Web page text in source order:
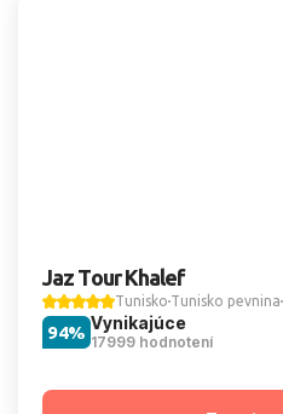
Jaz Tour Khalef
Tunisko Tunisko pevnina
Vynikajúce
17999 hodnotení
94%